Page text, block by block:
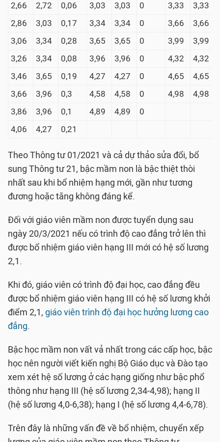
2,66
2,72 0,06 3,03 3,03 0 3,33 3,33
2,86
3,03 0,17 3,34 3,34 0 3,66 3,66
3,06
3,34 0,28 3,65 3,65 0 3,99 3,99
3,26
3,34 0,08 3,96 3,96 0 4,32 4,32
3,46
3,65 0,19 4,27 4,27 0 4,65 4,65
3,66
3,96 0,3 4,58 4,58 0 4,98 4,98
3,86
3,96 0,1 4,89 4,89
0
4,06
4,27 0,21
Theo Thông tư 01/2021 và cả dự thảo sửa đổi, bổ
sung Thông tư 21, bậc mầm non là bậc thiệt thòi
nhất sau khi bổ nhiệm hạng mới, gần như tương
đương hoặc tăng không đáng kể.
Đối với giáo viên mầm non được tuyển dụng sau
ngày 20/3/2021 nếu có trình độ cao đẳng trở lên thì
được bổ nhiệm giáo viên hạng III mới có hệ số lương
2,1.
Khi đó, giáo viên có trình độ đại học, cao đẳng đều
được bổ nhiệm giáo viên hạng III có hệ số lương khởi
điểm 2,1, giáo viên trình độ đại học hưởng lương cao
đẳng.
Bậc học mầm non vất vả nhất trong các cấp học, bậc
học nên người viết kiến nghị Bộ Giáo dục và Đào tạo
xem xét hệ số lương ở các hạng giống như bậc phổ
thông như hạng III (hệ số lương 2,34-4,98); hạng II
(hệ số lương 4,0-6,38); hạng I (hệ số lương 4,4-6,78).
Trên đây là những vấn đề về bổ nhiệm, chuyển xếp